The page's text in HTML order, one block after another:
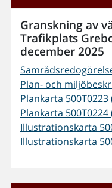
Granskning av
Trafikplats
december 2025
Plan- och
Plankarta 500T0223
Plankarta 500T0224
Illustrationskarta
Illustrationskarta